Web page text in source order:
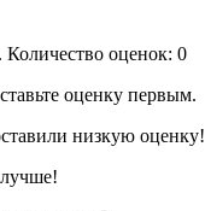
Количество оценок: 0
оценку первым.
низкую оценку!